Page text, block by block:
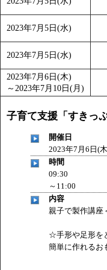
「皆鶴姫のこび
「みなづる号乗
2023年7月5日(水)
2023年7月5日(水)
2023年7月6日(木)
～ 2023年7月10日(月)
子育て支援「すきっ
開催日
2023年7月6日(
時間
09:30
～11:00
内容
親子で製作講座
☆手形や足形を
簡単に作れるお